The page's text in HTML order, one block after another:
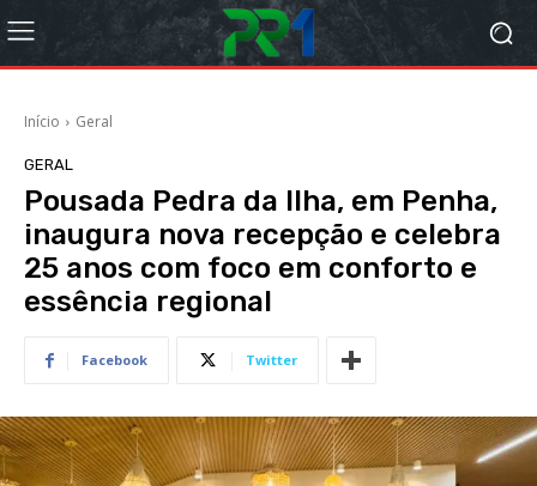
Início Geral
GERAL
Pousada Pedra da Ilha, em Penha,
inaugura nova recepção e celebra
25 anos com foco em conforto e
essência regional
Facebook Twitter